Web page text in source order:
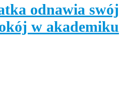
odnawia swój
w akademiku